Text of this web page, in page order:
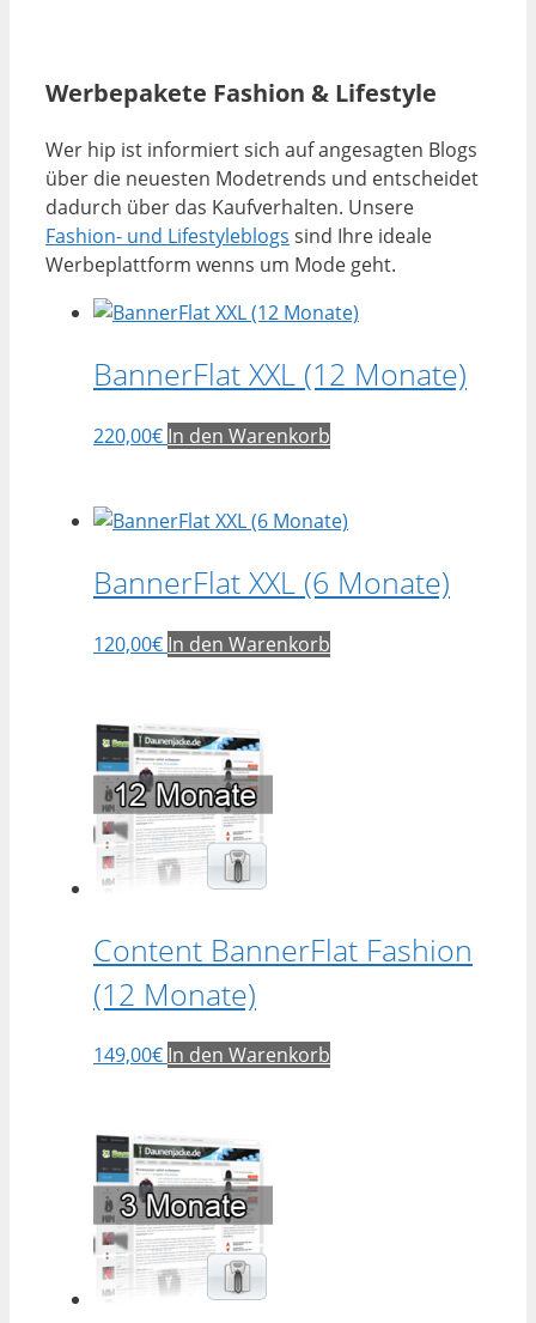
Werbepakete Fashion & Lifestyle
Wer hip ist informiert sich auf angesagten Blogs
über die neuesten Modetrends und entscheidet
dadurch über das Kaufverhalten. Unsere
Fashion- und Lifestyleblogs sind Ihre ideale
Werbeplattform wenns um Mode geht.
BannerFlat XXL (12 Monate)
220,00€ In den Warenkorb
BannerFlat XXL (6 Monate)
120,00€ In den Warenkorb
Content BannerFlat Fashion
(12 Monate)
149,00€ In den Warenkorb